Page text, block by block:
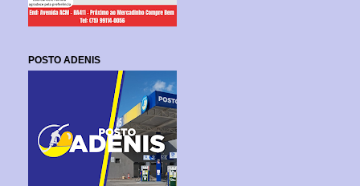
POSTO ADENIS